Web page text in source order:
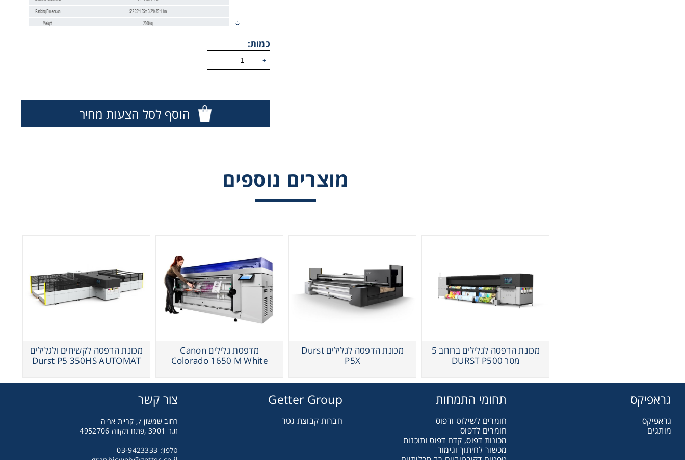
כמות:
+
-
הוסף לסל הצעות מחיר
מוצרים נוספים
מכונת הדפסה לגלילים ברוחב 5
מטר DURST P500
מכונת הדפסה לגלילים Durst
P5X
מדפסת גלילים Canon
Colorado 1650 M White
מכונת הדפסה לקשיחים ולגלילים
Durst P5 350HS AUTOMAT
גראפיקס
גראפיקס
מותגים
תחומי התמחות
חומרים לשילוט ודפוס
חומרים לדפוס
מכונות דפוס, קדם דפוס ותוכנות
מכשור לחיתוך וגימור
Getter Group
חברות קבוצת גטר
צור קשר
רחוב שמשון 7, קריית אריה
ת.ד 3901 ,פתח תקווה 4952706
טלפון: 03-9423333